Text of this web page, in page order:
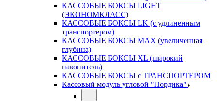
КАССОВЫЕ БОКСЫ LIGHT
(ЭКОНОМКЛАСС)
КАССОВЫЕ БОКСЫ LK (с удлиненным
транспортером)
КАССОВЫЕ БОКСЫ MAX (увеличенная
глубина)
КАССОВЫЕ БОКСЫ XL (широкий
накопитель)
КАССОВЫЕ БОКСЫ с ТРАНСПОРТЕРОМ
Кассовый модуль угловой "Нордика"